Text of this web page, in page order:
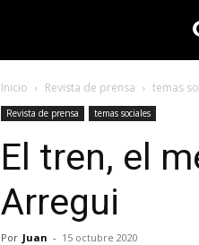
Inicio Revista de prensa temas
Revista de prensa temas sociales
El tren, el
Arregui
Por Juan - 15 octubre 2020